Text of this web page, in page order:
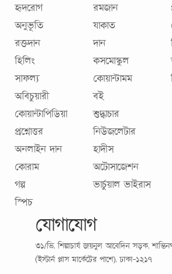
হৃদরোগ
অনুভূতি
রক্তদান
হিলিং
সাফল্য
রমজান
যাকাত
দান
কসমোস্কুল
কোয়ান্টামম
অবিচুয়ারী
কোয়ান্টাপিডিয়া
প্রশ্নোত্তর
অনলাইন দান
কোরাম
গল্প
স্পিচ
বই
শুদ্ধাচার
নিউজলেটার
হাদীস
অটোসাজেশন
ভার্চুয়াল ভাইরাস
যোগাযোগ
৩১/ভি, শিল্পাচার্য জয়নুল আবেদিন সড়ক,
(ইস্টার্ন প্লাস মার্কেটের পাশে), ঢাকা-১২১৭